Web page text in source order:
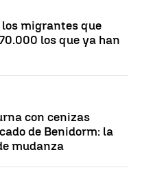
migrantes que
los que ya han
con cenizas
de Benidorm: la
mudanza